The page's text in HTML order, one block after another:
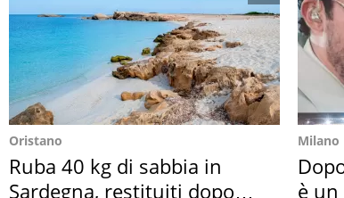
Oristano
Ruba 40 kg di sabbia in
Sardegna, restituiti dopo
Milano
è un